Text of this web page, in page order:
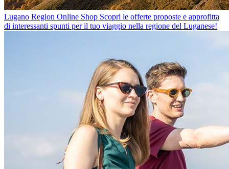
Lugano Region Online Shop Scopri le offerte proposte e approfitta
di interessanti spunti per il tuo viaggio nella regione del Luganese!